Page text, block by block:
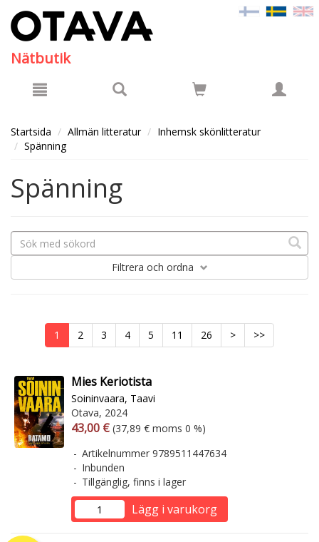
Nätbutik
Startsida Allmän litteratur
Inhemsk skönlitteratur
Spänning
Spänning
Filtrera och ordna
1 2 3 4 5 11 26 > >>
Mies Keriotista
Soininvaara, Taavi
Otava, 2024
Arvonlisäverollinen hinta
43,00 € Arvonlisäveroton hinta
(37,89 € moms 0 %)
Artikelnummer 9789511447634
Inbunden
Tillgänglig, finns i lager
Lägg i varukorg